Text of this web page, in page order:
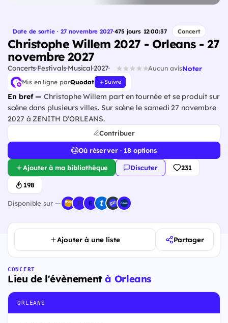
Date de sortie · 27 novembre 2027·475 jours 12:00:36 Concert
Christophe Willem 2027 - Orleans - 27
novembre 2027
Concerts FestivalsMusical 2027 Aucun avisNoter
Mis en ligne parQuodat Suivre
En bref — Christophe Willem part en tournée et se produit sur
scène dans plusieurs villes. Sur scène le samedi 27 novembre
2027 à ZENITH D'ORLEANS.
Contribuer
Où réserver · 18 options
Ajouter à ma bibliothèque Discuter 231
198
Disponible sur —
Ajouter à une liste Partager
CONCERT
Lieu de l'évènementà Orleans
ORLEANS